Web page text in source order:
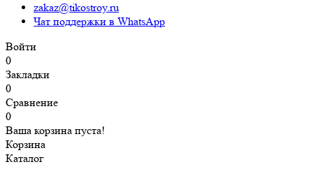
zakaz@tikostroy.ru
Чат поддержки в WhatsApp
Войти
0
Закладки
0
Сравнение
0
Ваша корзина пуста!
Корзина
Каталог